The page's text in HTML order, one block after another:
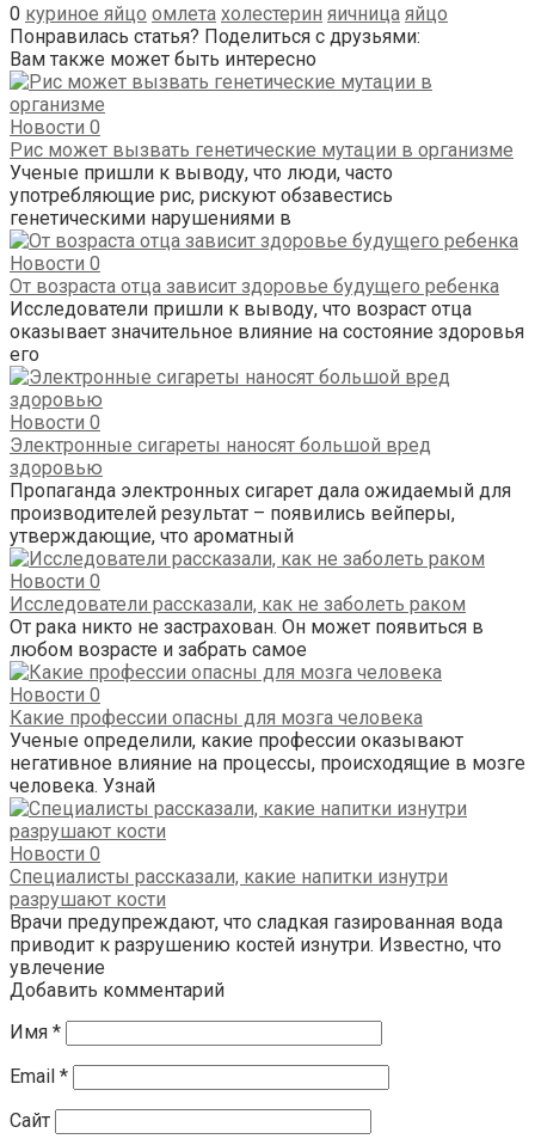
0 куриное яйцо омлета холестерин яичница яйцо
Понравилась статья? Поделиться с друзьями:
Вам также может быть интересно
Новости 0
Рис может вызвать генетические мутации в организме
Ученые пришли к выводу, что люди, часто
употребляющие рис, рискуют обзавестись
генетическими нарушениями в
Новости 0
От возраста отца зависит здоровье будущего ребенка
Исследователи пришли к выводу, что возраст отца
оказывает значительное влияние на состояние здоровья
его
Новости 0
Электронные сигареты наносят большой вред
здоровью
Пропаганда электронных сигарет дала ожидаемый для
производителей результат – появились вейперы,
утверждающие, что ароматный
Новости 0
Исследователи рассказали, как не заболеть раком
От рака никто не застрахован. Он может появиться в
любом возрасте и забрать самое
Новости 0
Какие профессии опасны для мозга человека
Ученые определили, какие профессии оказывают
негативное влияние на процессы, происходящие в мозге
человека. Узнай
Новости 0
Специалисты рассказали, какие напитки изнутри
разрушают кости
Врачи предупреждают, что сладкая газированная вода
приводит к разрушению костей изнутри. Известно, что
увлечение
Добавить комментарий
Имя *
Email *
Сайт